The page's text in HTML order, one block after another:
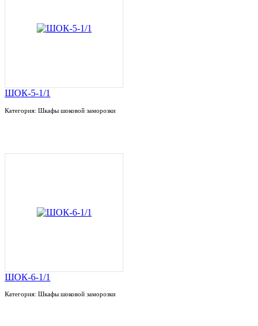
ШОК-5-1/1
Категория: Шкафы шоковой заморозки
ШОК-6-1/1
Категория: Шкафы шоковой заморозки